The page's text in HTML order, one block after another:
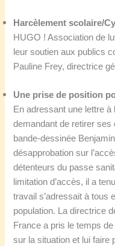
Harcèlement scolaire/
HUGO ! Association de
leur soutien aux publics
Pauline Frey, directrice
Une prise de position
En adressant une lettre
demandant de retirer ses
bande-dessinée
désapprobation sur
détenteurs du passe
limitation d’accès, il a
travail s’adressait à tous
population. La directrice
France a pris le temps
sur la situation et lui faire